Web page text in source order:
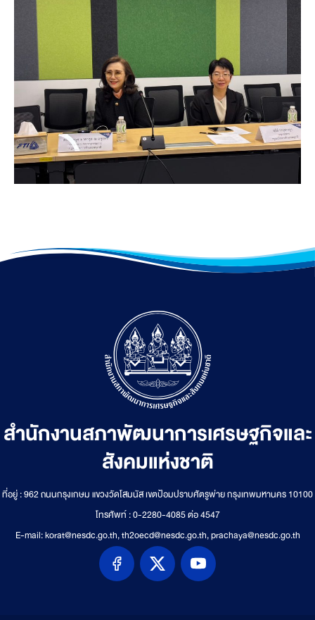
สำนักงานสภาพัฒนาการเศรษฐกิจและ
สังคมแห่งชาติ
ที่อยู่ : 962 ถนนกรุงเกษม แขวงวัดโสมนัส เขตป้อมปราบศัตรูพ่าย กรุงเทพมหานคร 10100
โทรศัพท์ : 0-2280-4085 ต่อ 4547
E-mail: korat@nesdc.go.th, th2oecd@nesdc.go.th, prachaya@nesdc.go.th